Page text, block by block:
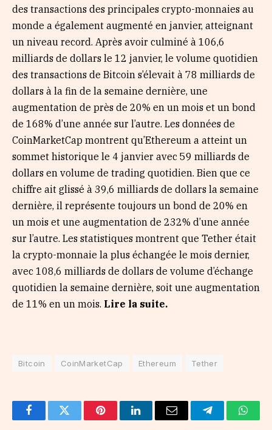
des transactions des principales crypto-monnaies au
monde a également augmenté en janvier, atteignant
un niveau record. Après avoir culminé à 106,6
milliards de dollars le 12 janvier, le volume quotidien
des transactions de Bitcoin s’élevait à 78 milliards de
dollars à la fin de la semaine dernière, une
augmentation de près de 20% en un mois et un bond
de 168% d’une année sur l’autre. Les données de
CoinMarketCap montrent qu’Ethereum a atteint un
sommet historique le 4 janvier avec 59 milliards de
dollars en volume de trading quotidien. Bien que ce
chiffre ait glissé à 39,6 milliards de dollars la semaine
dernière, il représente toujours un bond de 20% en
un mois et une augmentation de 232% d’une année
sur l’autre. Les statistiques montrent que Tether était
la crypto-monnaie la plus échangée le mois dernier,
avec 108,6 milliards de dollars de volume d’échange
quotidien la semaine dernière, soit une augmentation
de 11% en un mois. Lire la suite.
Bitcoin CoinMarketCap Ethereum Tether
FacebookTwitter PinterestLinkedInEmail Telegram